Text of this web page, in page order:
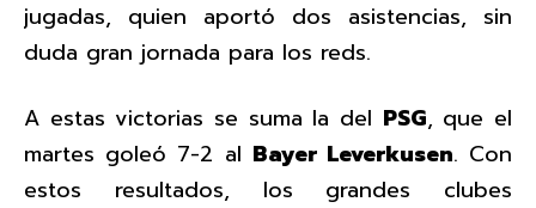
jugadas, quien aportó dos asistencias, sin
duda gran jornada para los reds.
A estas victorias se suma la del PSG, que el
martes goleó 7-2 al Bayer Leverkusen. Con
estos resultados, los grandes clubes